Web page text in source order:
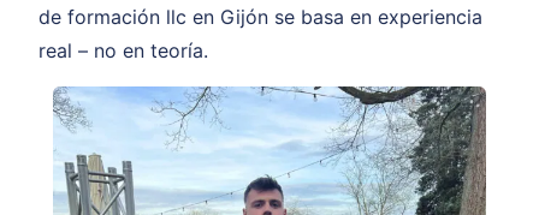
de formación llc en Gijón se basa en experiencia
real – no en teoría.